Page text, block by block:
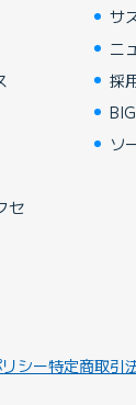
セ
サ
ニ
採
ソ
シー特定商取引